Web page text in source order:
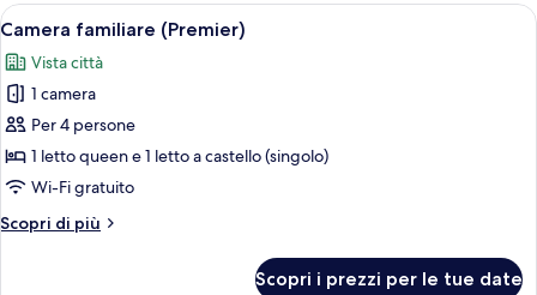
Single)
Apri
tutte
le
foto
per
Camera
familiare
Una moderna camera d'albergo
5
Camera familiare (Premier)
Vista città
1 camera
Per 4 persone
1 letto queen e 1 letto a castello (singolo)
Wi-Fi gratuito
Scopri di più
Altri
Scopri i prezzi per le tue date